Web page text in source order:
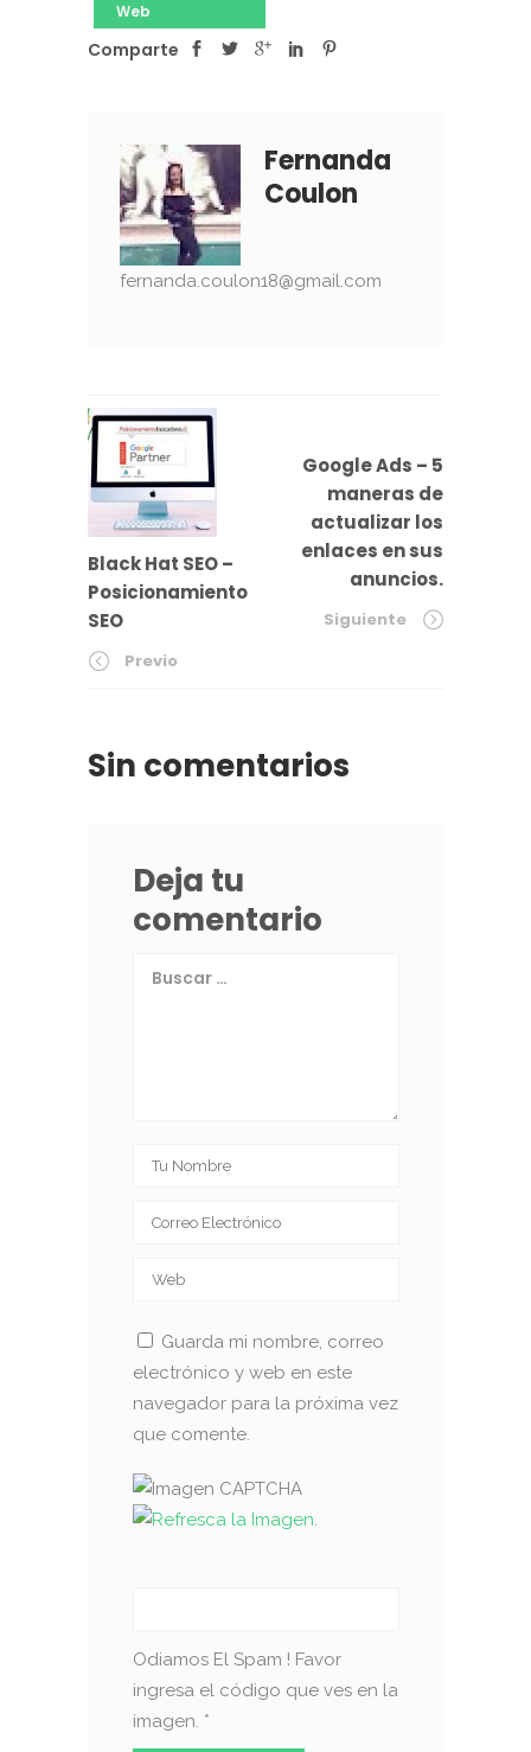
Web
Comparte
Fernanda
Coulon
fernanda.coulon18@gmail.com
Black Hat SEO –
Posicionamiento
SEO
Previo
Google Ads – 5
maneras de
actualizar los
enlaces en sus
anuncios.
Siguiente
Sin comentarios
Deja tu
comentario
Guarda mi nombre, correo
electrónico y web en este
navegador para la próxima vez
que comente.
Odiamos El Spam ! Favor
ingresa el código que ves en la
imagen. *